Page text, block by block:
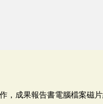
，成果報告書電腦檔案磁